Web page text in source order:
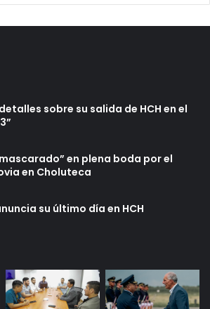
sobre su salida de HCH en el
en plena boda por el
en Choluteca
su último día en HCH